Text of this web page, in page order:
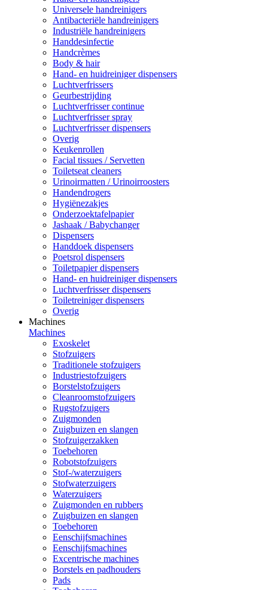
Universele handreinigers
Antibacteriële handreinigers
Industriële handreinigers
Handdesinfectie
Handcrèmes
Body & hair
Hand- en huidreiniger dispensers
Luchtverfrissers
Geurbestrijding
Luchtverfrisser continue
Luchtverfrisser spray
Luchtverfrisser dispensers
Overig
Keukenrollen
Facial tissues / Servetten
Toiletseat cleaners
Urinoirmatten / Urinoirroosters
Handendrogers
Hygiënezakjes
Onderzoektafelpapier
Jashaak / Babychanger
Dispensers
Handdoek dispensers
Poetsrol dispensers
Toiletpapier dispensers
Hand- en huidreiniger dispensers
Luchtverfrisser dispensers
Toiletreiniger dispensers
Overig
Machines
Machines
Exoskelet
Stofzuigers
Traditionele stofzuigers
Industriestofzuigers
Borstelstofzuigers
Cleanroomstofzuigers
Rugstofzuigers
Zuigmonden
Zuigbuizen en slangen
Stofzuigerzakken
Toebehoren
Robotstofzuigers
Stof-/waterzuigers
Stofwaterzuigers
Waterzuigers
Zuigmonden en rubbers
Zuigbuizen en slangen
Toebehoren
Eenschijfsmachines
Eenschijfsmachines
Excentrische machines
Borstels en padhouders
Pads